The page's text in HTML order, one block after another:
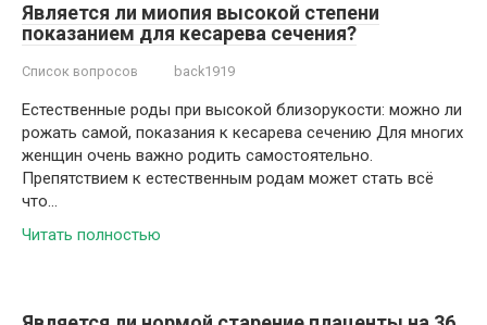
Является ли миопия высокой степени
показанием для кесарева сечения?
Список вопросов back1919
Естественные роды при высокой близорукости: можно ли
рожать самой, показания к кесарева сечению Для многих
женщин очень важно родить самостоятельно.
Препятствием к естественным родам может стать всё
что…
Читать полностью